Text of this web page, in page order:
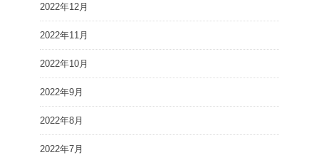
2022年12月
2022年11月
2022年10月
2022年9月
2022年8月
2022年7月